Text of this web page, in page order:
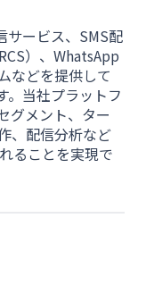
サービス、SMS配
）、WhatsApp
などを提供して
。当社プラットフ
グメント、ター
、配信分析など
ることを実現で